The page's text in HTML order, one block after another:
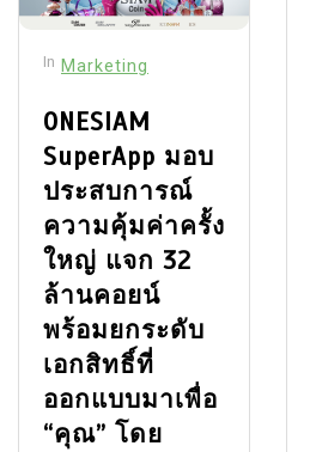
In Marketing
ONESIAM
SuperApp มอบ
ประสบการณ์
ความคุ้มค่าครั้ง
ใหญ่ แจก 32
ล้านคอยน์
พร้อมยกระดับ
เอกสิทธิ์ที่
ออกแบบมาเพื่อ
“คุณ” โดย